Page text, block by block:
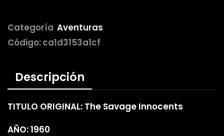
Categoría Aventuras
Código:ca1d3153a1cf
Descripción
TITULO ORIGINAL: The Savage Innocents
AÑO: 1960